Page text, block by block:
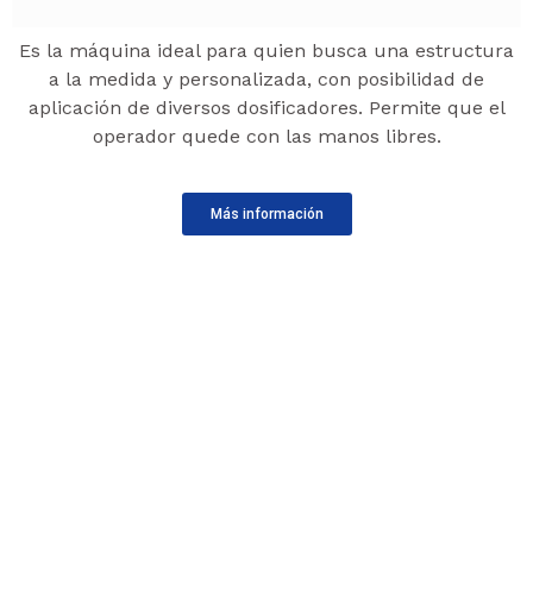
Es la máquina ideal para quien busca una estructura
a la medida y personalizada, con posibilidad de
aplicación de diversos dosificadores. Permite que el
operador quede con las manos libres.
Más información